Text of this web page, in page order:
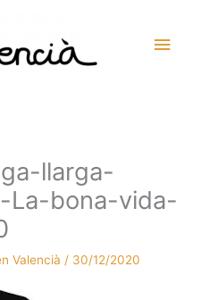
llarga-
La-bona-vida-
Valencià / 30/12/2020